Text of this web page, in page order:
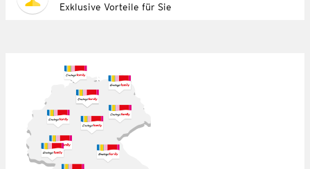
Exklusive Vorteile für Sie